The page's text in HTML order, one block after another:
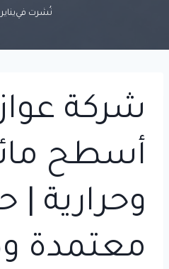
نُشرت فييناير 13, 2026
شركة
أسطح
وحرارية |
معتمدة